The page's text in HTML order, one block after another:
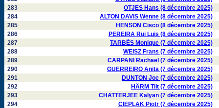
283
OTJES Hans (8 décembre 2025)
284
ALTON DAVIS Wenne (8 décembre 2025)
285
HENSON Cisco (8 décembre 2025)
286
PEREIRA Rui Luis (8 décembre 2025)
287
TARBÈS Monique (7 décembre 2025)
288
WEISZ Frans (7 décembre 2025)
289
CARPANI Rachael (7 décembre 2025)
290
GUERREIRO Anita (7 décembre 2025)
291
DUNTON Joe (7 décembre 2025)
292
HÄRM Tiit (7 décembre 2025)
293
CHATTERJEE Kalyan (7 décembre 2025)
294
CIEPLAK Piotr (7 décembre 2025)